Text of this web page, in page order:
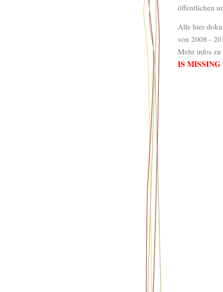
öffentlichen
Alle hier
von 2008 -
Mehr infos
IS MISSING